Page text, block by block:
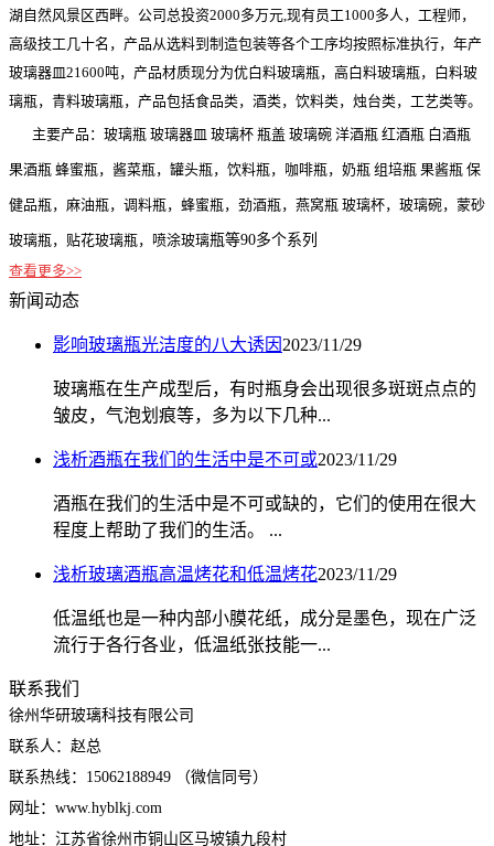
湖自然风景区西畔。公司总投资2000多万元,现有员工1000多人，工程师，
高级技工几十名，产品从选料到制造包装等各个工序均按照标准执行，年产
玻璃器皿21600吨，产品材质现分为优白料玻璃瓶，高白料玻璃瓶，白料玻
璃瓶，青料玻璃瓶，产品包括食品类，酒类，饮料类，烛台类，工艺类等。
主要产品：玻璃瓶 玻璃器皿 玻璃杯 瓶盖 玻璃碗 洋酒瓶 红酒瓶 白酒瓶
果酒瓶 蜂蜜瓶，酱菜瓶，罐头瓶，饮料瓶，咖啡瓶，奶瓶 组培瓶 果酱瓶 保
健品瓶，麻油瓶，调料瓶，蜂蜜瓶，劲酒瓶，燕窝瓶 玻璃杯，玻璃碗，蒙砂
玻璃瓶，贴花玻璃瓶，喷涂玻璃瓶等90多个系列
查看更多>>
新闻动态
影响玻璃瓶光洁度的八大诱因 2023/11/29
玻璃瓶在生产成型后，有时瓶身会出现很多斑斑点点的
皱皮，气泡划痕等，多为以下几种...
浅析酒瓶在我们的生活中是不可或2023/11/29
酒瓶在我们的生活中是不可或缺的，它们的使用在很大
程度上帮助了我们的生活。 ...
浅析玻璃酒瓶高温烤花和低温烤花2023/11/29
低温纸也是一种内部小膜花纸，成分是墨色，现在广泛
流行于各行各业，低温纸张技能一...
联系我们
徐州华研玻璃科技有限公司
联系人：赵总
联系热线：15062188949 （微信同号）
网址：www.hyblkj.com
地址：江苏省徐州市铜山区马坡镇九段村